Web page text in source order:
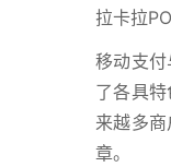
拉卡拉
移动支
了各具
来越多
章。